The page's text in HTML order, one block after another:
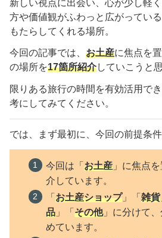
新しい視点に出会い、心が少し軽
方や価値観がふわっと広がってい
もたらしてくれる場所。
今回の記事では、 お土産に焦点を
の場所を17箇所紹介していこうと
限りある旅行の時間を有効活用で
考にしてみてください。
では、まず最初に、今回の前提条件
今回は「お土産 」に焦点
介しています。
「お土産ショップ」「雑貨
品 」「その他」に分けて
めています。